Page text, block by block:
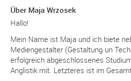
Über Maja Wrzosek
Hallo!
Mein Name ist Maja und ich biete
Mediengestalter (Gestaltung un
erfolgreich abgeschlossenes
Anglistik mit. Letzteres ist im